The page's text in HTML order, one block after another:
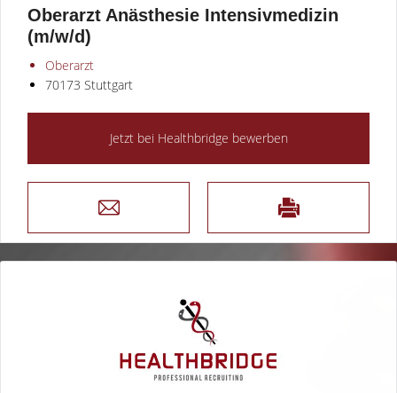
Oberarzt Anästhesie Intensivmedizin
(m/w/d)
Oberarzt
70173 Stuttgart